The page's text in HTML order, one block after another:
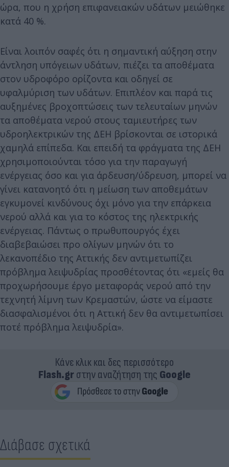
ώρα, που η χρήση επιφανειακών υδάτων μειώθηκε
κατά 40 %.
Είναι λοιπόν σαφές ότι η σημαντική αύξηση στην
άντληση υπόγειων υδάτων, πιέζει τα αποθέματα
στον υδροφόρο ορίζοντα και οδηγεί σε
υφαλμύριση των υδάτων. Επιπλέον και παρά τις
αυξημένες βροχοπτώσεις των τελευταίων μηνών
τα αποθέματα νερού στους ταμιευτήρες των
υδροηλεκτρικών της ΔΕΗ βρίσκονται σε ιστορικά
χαμηλά επίπεδα. Και επειδή τα φράγματα της ΔΕΗ
χρησιμοποιούνται τόσο για την παραγωγή
ενέργειας όσο και για άρδευση/ύδρευση, μπορεί να
γίνει κατανοητό ότι η μείωση των αποθεμάτων
εγκυμονεί κινδύνους όχι μόνο για την επάρκεια
νερού αλλά και για το κόστος της ηλεκτρικής
ενέργειας. Πάντως ο πρωθυπουργός έχει
διαβεβαιώσει προ ολίγων μηνών ότι το
λεκανοπέδιο της Αττικής δεν αντιμετωπίζει
πρόβλημα λειψυδρίας προσθέτοντας ότι «εμείς θα
προχωρήσουμε έργο μεταφοράς νερού από την
τεχνητή λίμνη των Κρεμαστών, ώστε να είμαστε
διασφαλισμένοι ότι η Αττική δεν θα αντιμετωπίσει
ποτέ πρόβλημα λειψυδρία».
Κάνε κλικ και δες περισσότερο
Flash.grστην αναζήτηση της Google
Διάβασε σχετικά